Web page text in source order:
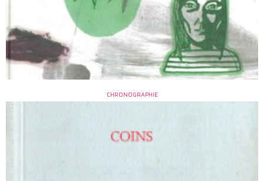
CHRONOGRAPHIE